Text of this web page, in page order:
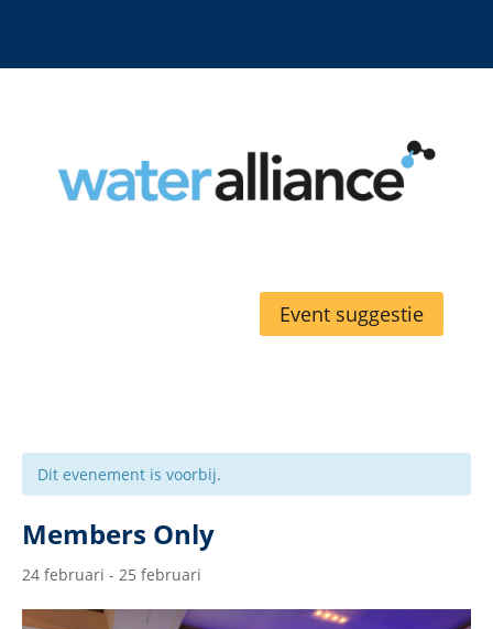
Event suggestie
Dit evenement is voorbij.
Members Only
24 februari - 25 februari